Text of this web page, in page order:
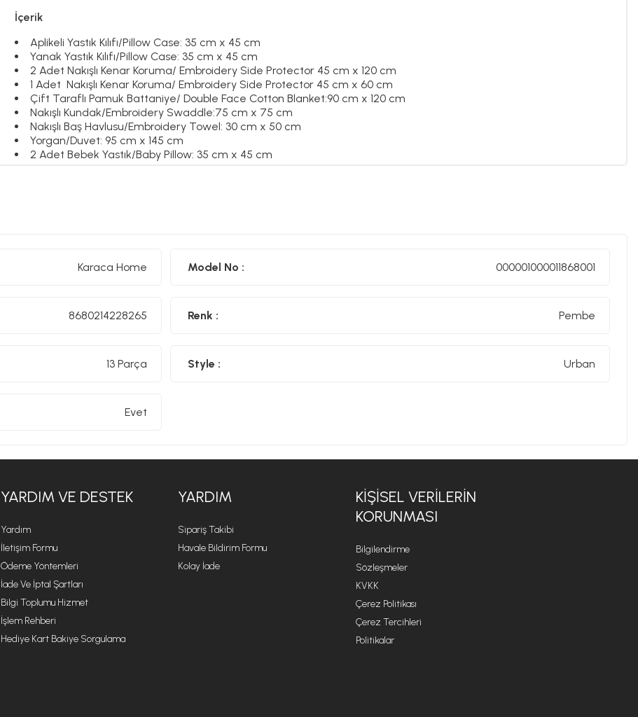
İçerik
Aplikeli Yastık Kılıfı/Pillow Case: 35 cm x 45 cm
Yanak Yastık Kılıfı/Pillow Case: 35 cm x 45 cm
2 Adet Nakışlı Kenar Koruma/ Embroidery Side Protector 45 cm x 120 cm
1 Adet Nakışlı Kenar Koruma/ Embroidery Side Protector 45 cm x 60 cm
Çift Taraflı Pamuk Battaniye/ Double Face Cotton Blanket:90 cm x 120 cm
Nakışlı Kundak/Embroidery Swaddle:75 cm x 75 cm
Nakışlı Baş Havlusu/Embroidery Towel: 30 cm x 50 cm
Yorgan/Duvet: 95 cm x 145 cm
2 Adet Bebek Yastık/Baby Pillow: 35 cm x 45 cm
Yorgan Yastık % 100 Microfiber
Karaca Home Model No : 000001000011868001
8680214228265 Renk : Pembe
13 Parça Style : Urban
Evet
YARDIM VE DESTEK
Yardım
İletişim Formu
Ödeme Yöntemleri
İade Ve İptal Şartları
Bilgi Toplumu Hizmet
İşlem Rehberi
Hediye Kart Bakiye Sorgulama
YARDIM
Sipariş Takibi
Havale Bildirim Formu
Kolay İade
KİŞİSEL VERİLERİN
KORUNMASI
Bilgilendirme
Sözleşmeler
KVKK
Çerez Politikası
Çerez Tercihleri
Politikalar